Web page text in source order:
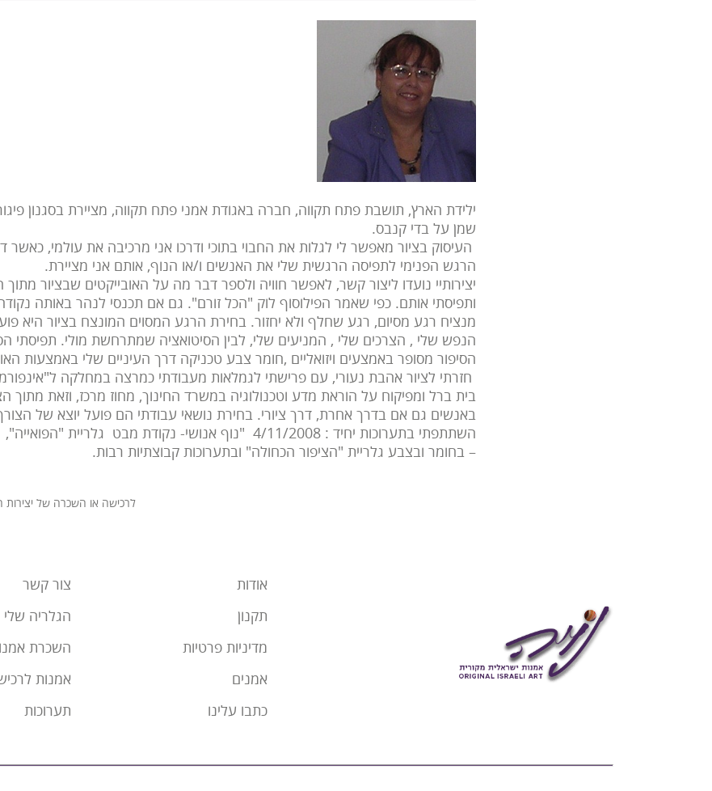
ילידת הארץ, תושבת פתח תקווה, חברה באגודת אמני פתח תקווה, מציירת בסגנון
שמן על בדי קנבס.
העיסוק בציור מאפשר לי לגלות את החבוי בתוכי ודרכו אני מרכיבה את עולמי, כאשר
הרגש הפנימי לתפיסה הרגשית שלי את האנשים ו/או הנוף, אותם אני מציירת.
יצירותיי נועדו ליצור קשר, לאפשר חוויה ולספר דבר מה על האובייקטים שבציור
ותפיסתי אותם. כפי שאמר הפילוסוף לוק "הכל זורם". גם אם תכנסי לנהר באותה
מנציח רגע מסיום, רגע שחלף ולא יחזור. בחירת הרגע המסוים המונצח בציור היא
הנפש שלי , הצרכים שלי , המניעים שלי, לבין הסיטואציה שמתרחשת מולי. תפיסתי
הסיפור מסופר באמצעים ויזואליים ,חומר צבע טכניקה דרך העיניים שלי באמצעות
חזרתי לציור אהבת נעורי, עם פרישתי לגמלאות מעבודתי כמרצה במחלקה
בית ברל ומפיקוח על הוראת מדע וטכנולוגיה במשרד החינוך, מחוז מרכז, וזאת מתוך
באנשים גם אם בדרך אחרת, דרך ציורי. בחירת נושאי עבודתי הם פועל יוצא של
– בחומר ובצבע גלריית "הציפור הכחולה" ובתערוכות קבוצתיות רבות.
לרכישה או השכרה של יצירות האמן,
אודות
תקנון
מדיניות פרטיות
אמנים
כתבו עלינו
צור קשר
הגלריה שלי
השכרת
אמנות
תערוכות